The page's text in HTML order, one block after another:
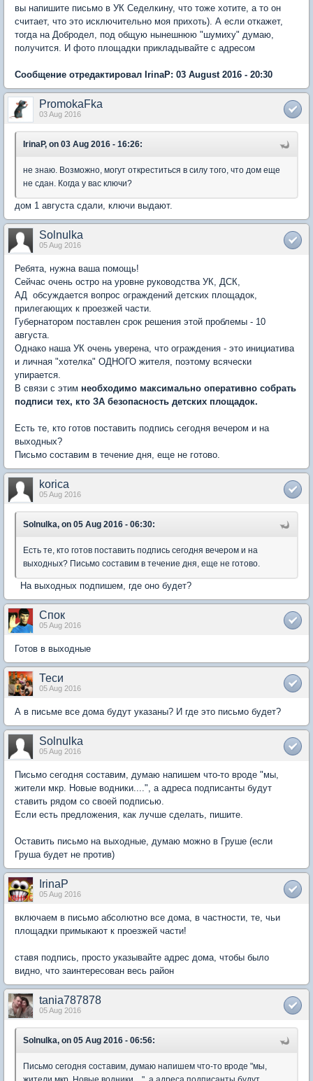
вы напишите письмо в УК Седелкину, что тоже хотите, а то он
считает, что это исключительно моя прихоть). А если откажет,
тогда на Добродел, под общую нынешнюю "шумиху" думаю,
получится. И фото площадки прикладывайте с адресом
Сообщение отредактировал IrinaP: 03 August 2016 - 20:30
PromokaFka
03 Aug 2016
IrinaP, on 03 Aug 2016 - 16:26:
не знаю. Возможно, могут откреститься в силу того, что дом еще
не сдан. Когда у вас ключи?
дом 1 августа сдали, ключи выдают.
Solnulka
05 Aug 2016
Ребята, нужна ваша помощь!
Сейчас очень остро на уровне руководства УК, ДСК,
АД обсуждается вопрос ограждений детских площадок,
прилегающих к проезжей части.
Губернатором поставлен срок решения этой проблемы - 10
августа.
Однако наша УК очень уверена, что ограждения - это инициатива
и личная "хотелка" ОДНОГО жителя, поэтому всячески
упирается.
В связи с этим необходимо максимально оперативно собрать
подписи тех, кто ЗА безопасность детских площадок.
Есть те, кто готов поставить подпись сегодня вечером и на
выходных?
Письмо составим в течение дня, еще не готово.
korica
05 Aug 2016
Solnulka, on 05 Aug 2016 - 06:30:
Есть те, кто готов поставить подпись сегодня вечером и на
выходных? Письмо составим в течение дня, еще не готово.
На выходных подпишем, где оно будет?
Спок
05 Aug 2016
Готов в выходные
Теси
05 Aug 2016
А в письме все дома будут указаны? И где это письмо будет?
Solnulka
05 Aug 2016
Письмо сегодня составим, думаю напишем что-то вроде "мы,
жители мкр. Новые водники....", а адреса подписанты будут
ставить рядом со своей подписью.
Если есть предложения, как лучше сделать, пишите.
Оставить письмо на выходные, думаю можно в Груше (если
Груша будет не против)
IrinaP
05 Aug 2016
включаем в письмо абсолютно все дома, в частности, те, чьи
площадки примыкают к проезжей части!
ставя подпись, просто указывайте адрес дома, чтобы было
видно, что заинтересован весь район
tania787878
05 Aug 2016
Solnulka, on 05 Aug 2016 - 06:56:
Письмо сегодня составим, думаю напишем что-то вроде "мы,